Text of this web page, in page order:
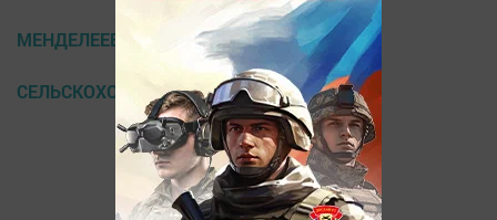
МЕНДЕЛЕЕВСК
СЕЛЬСКОХОЗЯЙСТВЕННЫЕ ЯРМАРКИ